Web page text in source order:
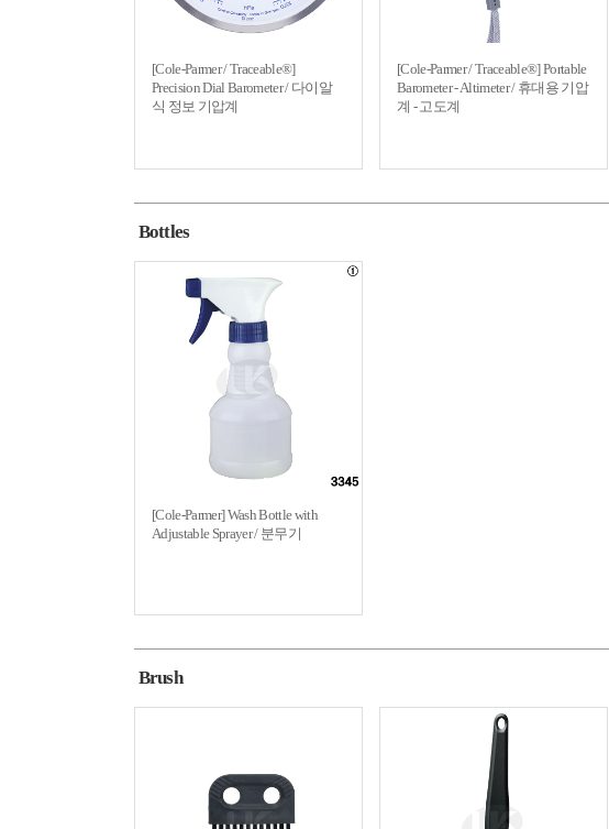
[Cole-Parmer / Traceable®]
Precision Dial Barometer / 다이알
식 정보 기압계
[Cole-Parmer / Traceable®] Portable
Barometer - Altimeter / 휴대용 기압
계 - 고도계
Bottles
[Cole-Parmer] Wash Bottle with
Adjustable Sprayer / 분무기
Brush